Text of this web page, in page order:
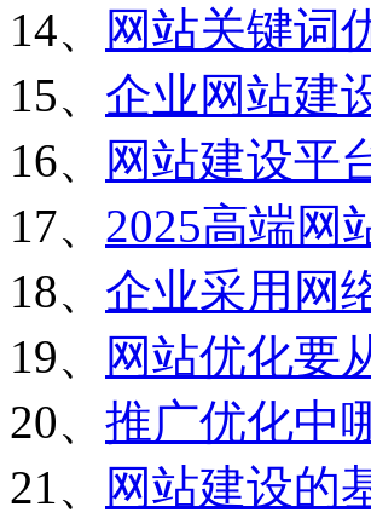
14、
网站关键词
15、 企业网站建
16、
网站建设平
17、 2025高端网
18、 企业采用网
19、
网站优化要
20、 推广优化中
21、
网站建设的